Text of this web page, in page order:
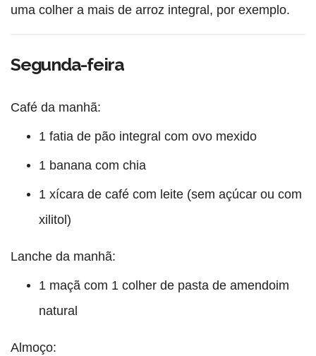
uma colher a mais de arroz integral, por exemplo.
Segunda-feira
Café da manhã:
1 fatia de pão integral com ovo mexido
1 banana com chia
1 xícara de café com leite (sem açúcar ou com
xilitol)
Lanche da manhã:
1 maçã com 1 colher de pasta de amendoim
natural
Almoço: